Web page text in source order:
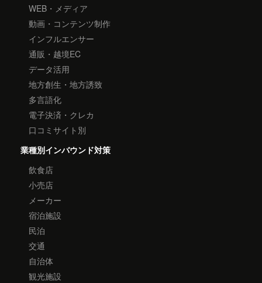
WEB・メディア
動画・コンテンツ制作
インフルエンサー
通販・越境EC
データ活用
地方創生・地方誘致
多言語化
電子決済・クレカ
口コミサイト別
業種別インバウンド対策
飲食店
小売店
メーカー
宿泊施設
民泊
交通
自治体
観光施設